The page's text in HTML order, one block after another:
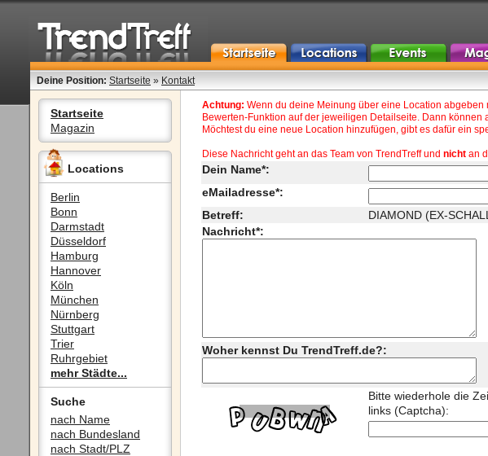
Deine Position: Startseite » Kontakt
Startseite
Magazin
Locations
Berlin
Bonn
Darmstadt
Düsseldorf
Hamburg
Hannover
Köln
München
Nürnberg
Stuttgart
Trier
Ruhrgebiet
mehr Städte...
Suche
nach Name
nach Bundesland
nach Stadt/PLZ
Achtung: Wenn du deine Meinung über eine Location abgeben
Bewerten-Funktion auf der jeweiligen Detailseite. Dann können
Möchtest du eine neue Location hinzufügen, gibt es dafür ein
Diese Nachricht geht an das Team von TrendTreff und nicht an
Dein Name*:
eMailadresse*:
Betreff:
DIAMOND (EX-
Nachricht*:
Woher kennst Du TrendTreff.de?:
Bitte wiederhole die
links (Captcha):